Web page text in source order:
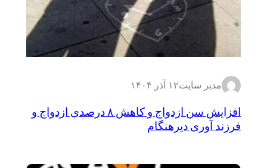
مدیر سایت۱۲ آذر ۱۴۰۴
افزایش سن ازدواج و کاهش ۸ درصدی ازدواج و
فرزند آوری دیرهنگام